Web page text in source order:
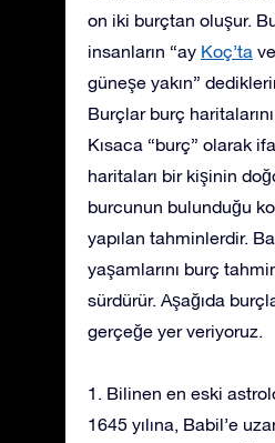
on iki burçtan oluşur.
insanların “ay Koç’ta
güneşe yakın”
Burçlar burç
Kısaca “burç” olarak
haritaları bir kişinin
burcunun bulunduğu
yapılan tahminlerdir.
yaşamlarını burç
sürdürür. Aşağıda
gerçeğe yer veriyoruz.
1. Bilinen en eski
1645 yılına, Babil’e